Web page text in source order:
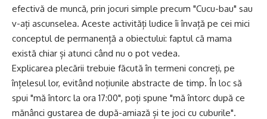
efectivă de muncă, prin jocuri simple precum "Cucu-bau" sau
v-ați ascunselea. Aceste activități ludice îi învață pe cei mici
conceptul de permanență a obiectului: faptul că mama
există chiar și atunci când nu o pot vedea.
Explicarea plecării trebuie făcută în termeni concreți, pe
înțelesul lor, evitând noțiunile abstracte de timp. În loc să
spui "mă întorc la ora 17:00", poți spune "mă întorc după ce
mănânci gustarea de după-amiază și te joci cu cuburile".